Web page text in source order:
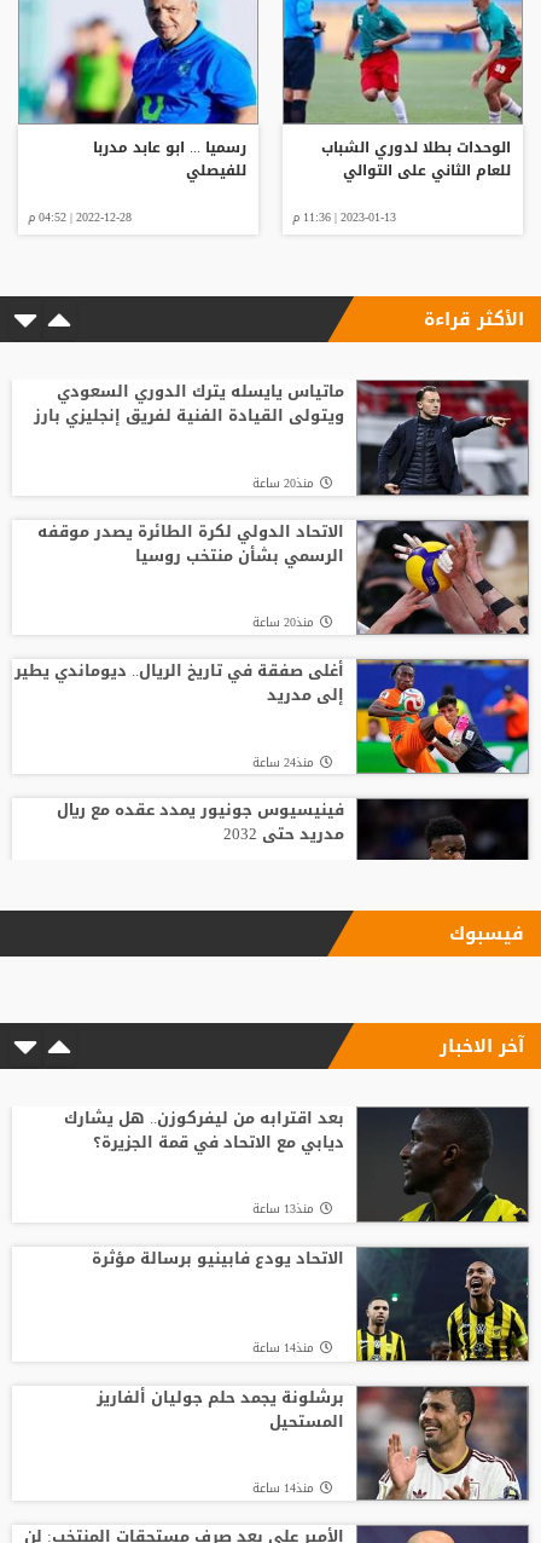
الوحدات بطلا لدوري الشباب
للعام الثاني على التوالي
2023-01-13 | 11:36 م
رسميا ... ابو عابد مدربا
للفيصلي
2022-12-28 | 04:52 م
الأكثر قراءة
ماتياس يايسله يترك الدوري السعودي
ويتولى القيادة الفنية لفريق إنجليزي بارز
منذ20 ساعة
الاتحاد الدولي لكرة الطائرة يصدر موقفه
الرسمي بشأن منتخب روسيا
منذ20 ساعة
أغلى صفقة في تاريخ الريال.. ديوماندي يطير
إلى مدريد
منذ24 ساعة
فينيسيوس جونيور يمدد عقده مع ريال
مدريد حتى 2032
الاتحاد يودع فابينيو برسالة مؤثرة
رودري يحسم قراره ويختار وجهته المقبلة
الفيفا يصرف مكافآت الأردن والأمير علي
يؤكد مجددا عدم دعمه لإنفانتينو
صدام في تدريبات أتلتيكو.. ألفاريز يطالب
سيميوني بتسهيل رحيله لبرشلونة
فيسبوك
آخر الاخبار
بعد اقترابه من ليفركوزن.. هل يشارك
ديابي مع الاتحاد في قمة الجزيرة؟
منذ13 ساعة
الاتحاد يودع فابينيو برسالة مؤثرة
منذ14 ساعة
برشلونة يجمد حلم جوليان ألفاريز
المستحيل
منذ14 ساعة
الأمير علي بعد صرف مستحقات المنتخب: لن